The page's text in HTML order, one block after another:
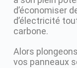
d’économiser
d’électricité
carbone.
Alors
vos panneaux